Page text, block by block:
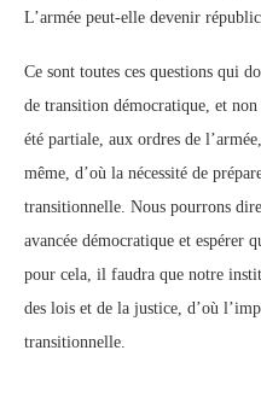
L’armée peut-elle devenir
Ce sont toutes ces questions qui
de transition démocratique, et
été partiale, aux ordres de
même, d’où la nécessité de
transitionnelle. Nous pourrons
avancée démocratique et espérer
pour cela, il faudra que notre
des lois et de la justice, d’où
transitionnelle.